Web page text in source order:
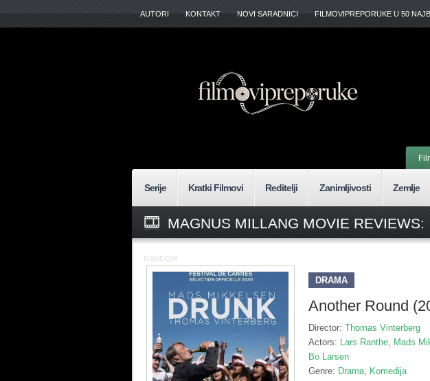
AUTORI KONTAKT NOVI SARADNICI FILMOVIPREPORUKE U 50
Serije Kratki Filmovi Reditelji Zanimljivosti Zemlje
MAGNUS MILLANG MOVIE REVIEWS:
RANDOM
DRAMA
Another Round
Director: Thomas Vinterberg
Actors: Lars Ranthe, Mads
Bo Larsen
Genre: Drama, Komedija